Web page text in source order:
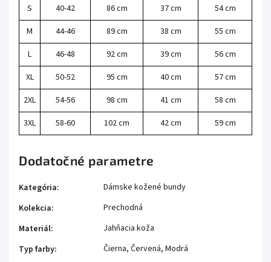
S
40-42 86 cm 37 cm
54 cm
M
44-46 89 cm 38 cm
55 cm
L
46-48 92 cm 39 cm
56 cm
XL
50-52 95 cm 40 cm
57 cm
2XL
54-56 98 cm 41 cm
58 cm
3XL
58-60 102 cm 42 cm 59 cm
Dodatočné parametre
Kategória:
Dámske kožené bundy
Kolekcia:
Prechodná
Materiál:
Jahňacia koža
Typ farby: Čierna, Červená, Modrá